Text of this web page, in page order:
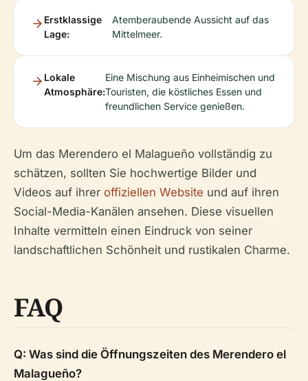
Erstklassige
Lage:
Atemberaubende Aussicht auf das
Mittelmeer.
Lokale
Atmosphäre:
Eine Mischung aus Einheimischen und
Touristen, die köstliches Essen und
freundlichen Service genießen.
Um das Merendero el Malagueño vollständig zu
schätzen, sollten Sie hochwertige Bilder und
Videos auf ihrer offiziellen Website und auf ihren
Social-Media-Kanälen ansehen. Diese visuellen
Inhalte vermitteln einen Eindruck von seiner
landschaftlichen Schönheit und rustikalen Charme.
FAQ
Q: Was sind die Öffnungszeiten des Merendero el
Malagueño?